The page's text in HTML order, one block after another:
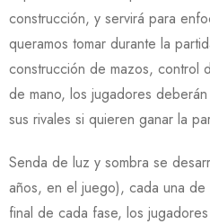
construcción, y servirá para
queramos tomar durante la
construcción de mazos, control
de mano, los jugadores
sus rivales si quieren ganar la
Senda de luz y sombra se
años, en el juego), cada una
final de cada fase, los